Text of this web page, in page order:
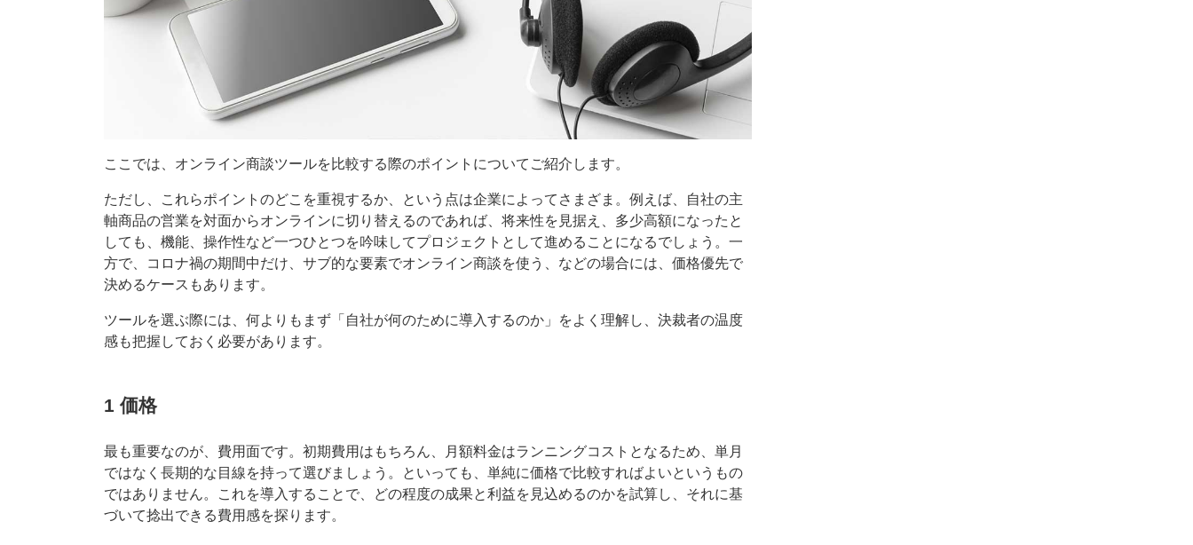
ここでは、オンライン商談ツールを比較する際のポイントについてご紹介します。
ただし、これらポイントのどこを重視するか、という点は企業によってさまざま。例えば、自社の主
軸商品の営業を対面からオンラインに切り替えるのであれば、将来性を見据え、多少高額になったと
しても、機能、操作性など一つひとつを吟味してプロジェクトとして進めることになるでしょう。一
方で、コロナ禍の期間中だけ、サブ的な要素でオンライン商談を使う、などの場合には、価格優先で
決めるケースもあります。
ツールを選ぶ際には、何よりもまず「自社が何のために導入するのか」をよく理解し、決裁者の温度
感も把握しておく必要があります。
1 価格
最も重要なのが、費用面です。初期費用はもちろん、月額料金はランニングコストとなるため、単月
ではなく長期的な目線を持って選びましょう。といっても、単純に価格で比較すればよいというもの
ではありません。これを導入することで、どの程度の成果と利益を見込めるのかを試算し、それに基
づいて捻出できる費用感を探ります。